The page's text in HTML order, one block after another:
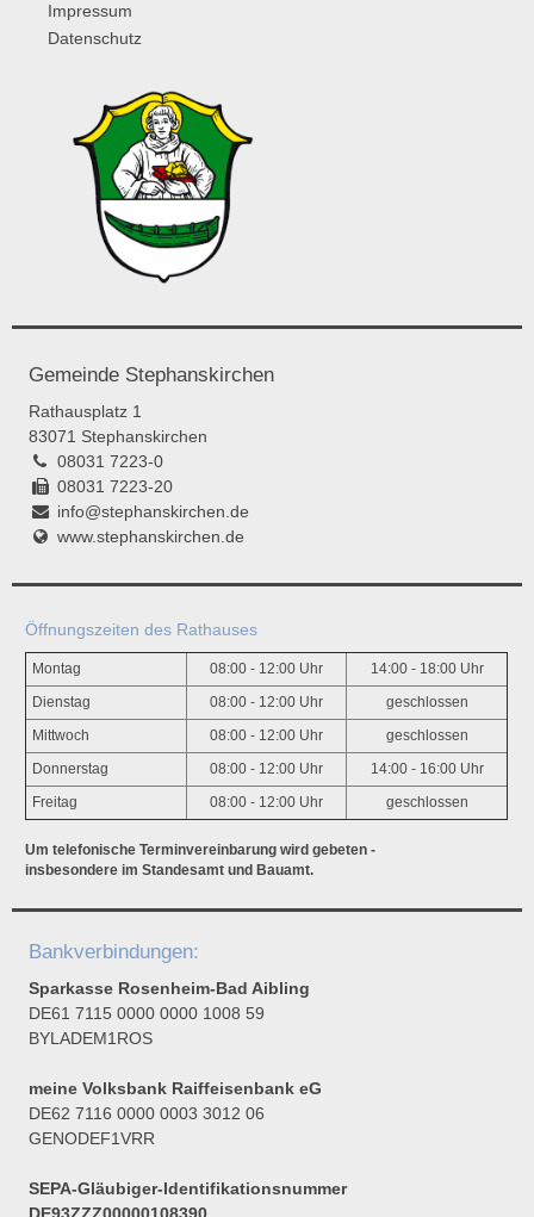
Impressum
Datenschutz
Gemeinde Stephanskirchen
Rathausplatz 1
83071 Stephanskirchen
08031 7223-0
08031 7223-20
info@stephanskirchen.de
www.stephanskirchen.de
Öffnungszeiten des Rathauses
Montag 08:00 - 12:00 Uhr 14:00 - 18:00 Uhr
Dienstag 08:00 - 12:00 Uhr geschlossen
Mittwoch 08:00 - 12:00 Uhr geschlossen
Donnerstag 08:00 - 12:00 Uhr 14:00 - 16:00 Uhr
Freitag 08:00 - 12:00 Uhr geschlossen
Um telefonische Terminvereinbarung wird gebeten -
insbesondere im Standesamt und Bauamt.
Bankverbindungen:
Sparkasse Rosenheim-Bad Aibling
DE61 7115 0000 0000 1008 59
BYLADEM1ROS
meine Volksbank Raiffeisenbank eG
DE62 7116 0000 0003 3012 06
GENODEF1VRR
SEPA-Gläubiger-Identifikationsnummer